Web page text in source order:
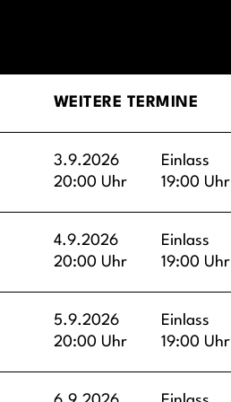
WEITERE TERMINE
3.9.2026
20:00 Uhr
Einlass
19:00 Uhr
4.9.2026
20:00 Uhr
Einlass
19:00 Uhr
5.9.2026
20:00 Uhr
Einlass
19:00 Uhr